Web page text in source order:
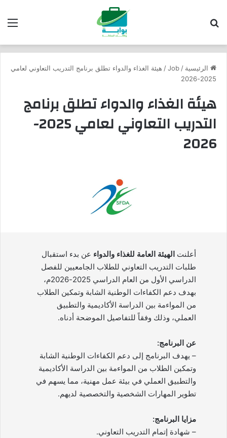
الرئيسية /
Job
/ هيئة الغذاء والدواء تطلق برنامج التدريب التعاوني لعامي
2025-2026
هيئة الغذاء والدواء تطلق برنامج
التدريب التعاوني لعامي 2025-
2026
أعلنت الهيئة العامة للغذاء والدواء عن بدء استقبال
طلبات التدريب التعاوني للطلاب الجامعيين للفصل
الدراسي الأول من العام الدراسي 2025-2026م،
بهدف دعم الكفاءات الوطنية الشابة وتمكين الطلاب
من المواءمة بين الدراسة الأكاديمية والتطبيق
العملي، وذلك وفقاً للتفاصيل الموضحة أدناه.
عن البرنامج:
– يهدف البرنامج إلى دعم الكفاءات الوطنية الشابة
وتمكين الطلاب من المواءمة بين الدراسة الأكاديمية
والتطبيق العملي في بيئة عمل مهنية، مما يسهم في
تطوير المهارات الشخصية والتخصصية لديهم.
مزايا البرنامج:
– شهادة إتمام التدريب التعاوني.